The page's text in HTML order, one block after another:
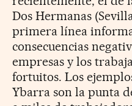
Dos Hermanas
primera línea
consecuencias
empresas y los
fortuitos. Los
Ybarra son la punta